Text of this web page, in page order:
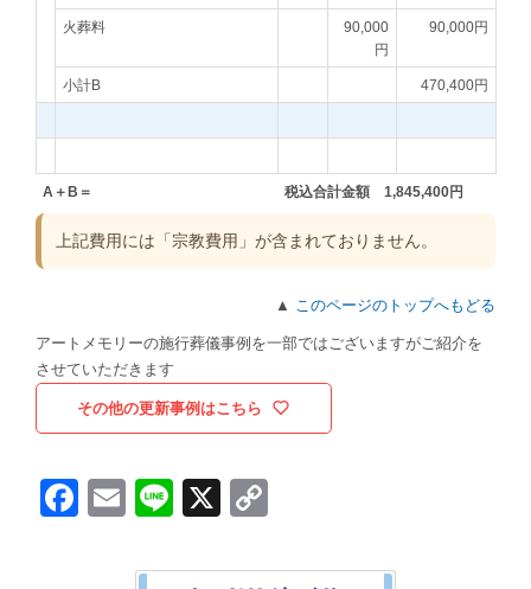
火葬料
90,000
円
90,000円
小計B 470,400円
A＋B＝ 税込合計金額 1,845,400円
上記費用には「宗教費用」が含まれておりません。
▲ このページのトップへもどる
アートメモリーの施行葬儀事例を一部ではございますがご紹介を
させていただきます
その他の更新事例はこちら
Facebook
EmailLine
X